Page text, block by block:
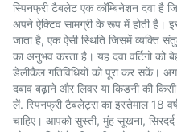
स्पिनफ्री टैबलेट एक कॉम्बिनेशन दवा है
अपने ऐक्टिव सामग्री के रूप में होती है।
जाता है, एक ऐसी स्थिति जिसमें व्यक्ति
का अनुभव करता है। यह दवा वर्टिगो को
डेलीकैल गतिविधियों को पूरा कर सकें।
दबाव बढ़ाने और लिवर या किडनी की
लें. स्पिनफ्री टैबलेट्स का इस्तेमाल 18
चाहिए। आपको सुस्ती, मुंह सूखना,